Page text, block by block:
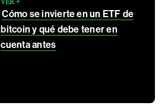
Cómo se invierte en un ETF de
bitcoin y qué debe tener en
cuenta antes